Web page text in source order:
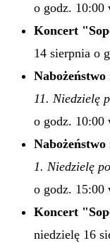
o godz. 10:00
Koncert
14 sierpnia o
Nabożeństwo
11. Niedzielę
o godz. 10:00
Nabożeństwo
1. Niedzielę
o godz.
Koncert
niedzielę 16